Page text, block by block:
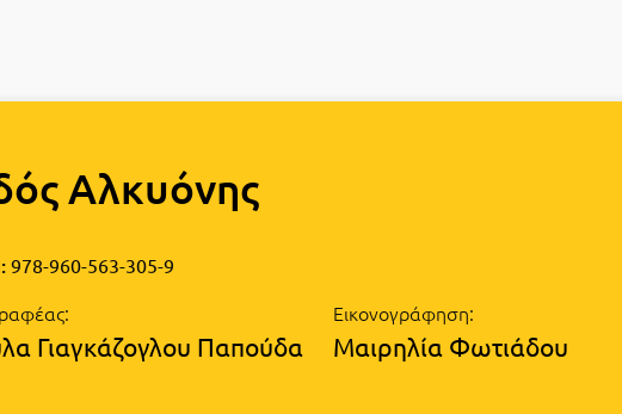
Αλκυόνης
978-960-563-305-9
Γιαγκάζογλου Παπούδα
Εικονογράφηση:
Μαιρηλία Φωτιάδου